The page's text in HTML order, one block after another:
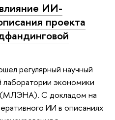
ИИ-
проекта
регулярный научный
экономики
(МЛЭНА). С докладом на
ИИ в описаниях